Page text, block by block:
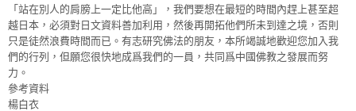
「站在別人的肩膀上一定比他高」，我們要想在最短的時間內趕上甚至超
越日本，必須對日文資料善加利用，然後再開拓他們所未到達之境，否則
只是徒然浪費時間而已。有志研究佛法的朋友，本所竭誠地歡迎您加入我
們的行列，但願您很快地成爲我們的一員，共同爲中國佛教之發展而努
力。
參考資料
楊白衣